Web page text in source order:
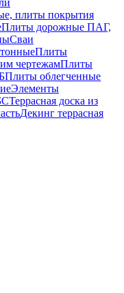
плиты покрытия
Плиты дорожные ПАГ,
Сваи
Плиты
чертежамПлиты
Плиты облегченные
Элементы
Террасная доска из
Декинг террасная